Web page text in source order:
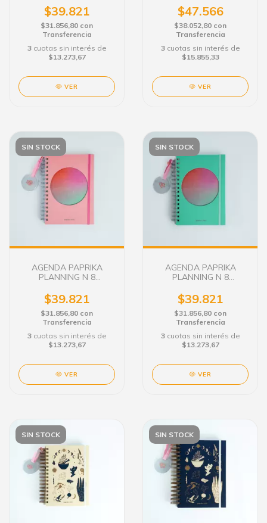
AMOR
$39.821
$31.856,80 con
Transferencia
3 cuotas sin interés de
$13.273,67
VER
AURA
$47.566
$38.052,80 con
Transferencia
3 cuotas sin interés de
$15.855,33
VER
SIN STOCK
AGENDA PAPRIKA
PLANNING N 8
BARBIE GUERRERA
$39.821
$31.856,80 con
Transferencia
3 cuotas sin interés de
$13.273,67
VER
SIN STOCK
AGENDA PAPRIKA
PLANNING N 8
AQUA
$39.821
$31.856,80 con
Transferencia
3 cuotas sin interés de
$13.273,67
VER
SIN STOCK SIN STOCK